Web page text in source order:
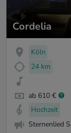
Cordelia
Köln
24 km
ab 610 €
Hochzeit
Sternenlied